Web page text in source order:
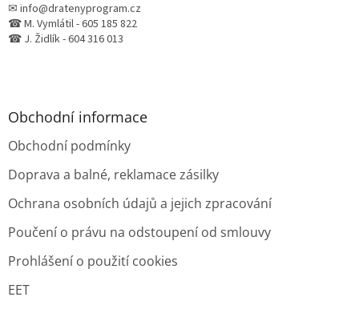
✉ info@dratenyprogram.cz
☎ M. Vymlátil - 605 185 822
☎ J. Židlík - 604 316 013
Obchodní informace
Obchodní podmínky
Doprava a balné, reklamace zásilky
Ochrana osobních údajů a jejich zpracování
Poučení o právu na odstoupení od smlouvy
Prohlášení o použití cookies
EET